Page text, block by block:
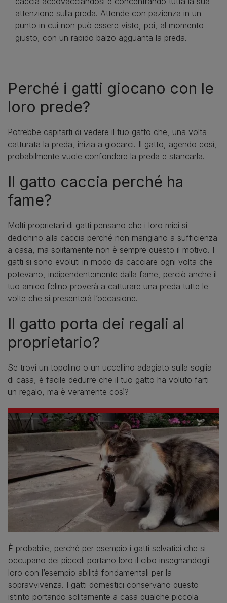
attenzione sulla preda. Attende con pazienza in un
punto in cui non può essere visto, poi, al momento
giusto, con un rapido balzo agguanta la preda.
Perché i gatti giocano con le
loro prede?
Potrebbe capitarti di vedere il tuo gatto che, una volta
catturata la preda, inizia a giocarci. Il gatto, agendo così,
probabilmente vuole confondere la preda e stancarla.
Il gatto caccia perché ha
fame?
Molti proprietari di gatti pensano che i loro mici si
dedichino alla caccia perché non mangiano a sufficienza
a casa, ma solitamente non è sempre questo il motivo. I
gatti si sono evoluti in modo da cacciare ogni volta che
potevano, indipendentemente dalla fame, perciò anche il
tuo amico felino proverà a catturare una preda tutte le
volte che si presenterà l’occasione.
Il gatto porta dei regali al
proprietario?
Se trovi un topolino o un uccellino adagiato sulla soglia
di casa, è facile dedurre che il tuo gatto ha voluto farti
un regalo, ma è veramente così?
È probabile, perché per esempio i gatti selvatici che si
occupano dei piccoli portano loro il cibo insegnandogli
loro con l’esempio abilità fondamentali per la
sopravvivenza. I gatti domestici conservano questo
istinto portando solitamente a casa qualche piccola